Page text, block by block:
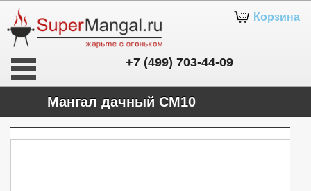
Корзина
+7 (499) 703-44-09
Мангал дачный СМ10